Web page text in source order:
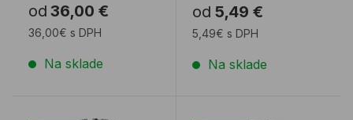
segmentom v
priemeroch 185mm,
210mm, 2 ...
od 36,00 €
36,00€ s DPH
Na sklade
stavebné mater ...
od 5,49 €
5,49€ s DPH
Na sklade